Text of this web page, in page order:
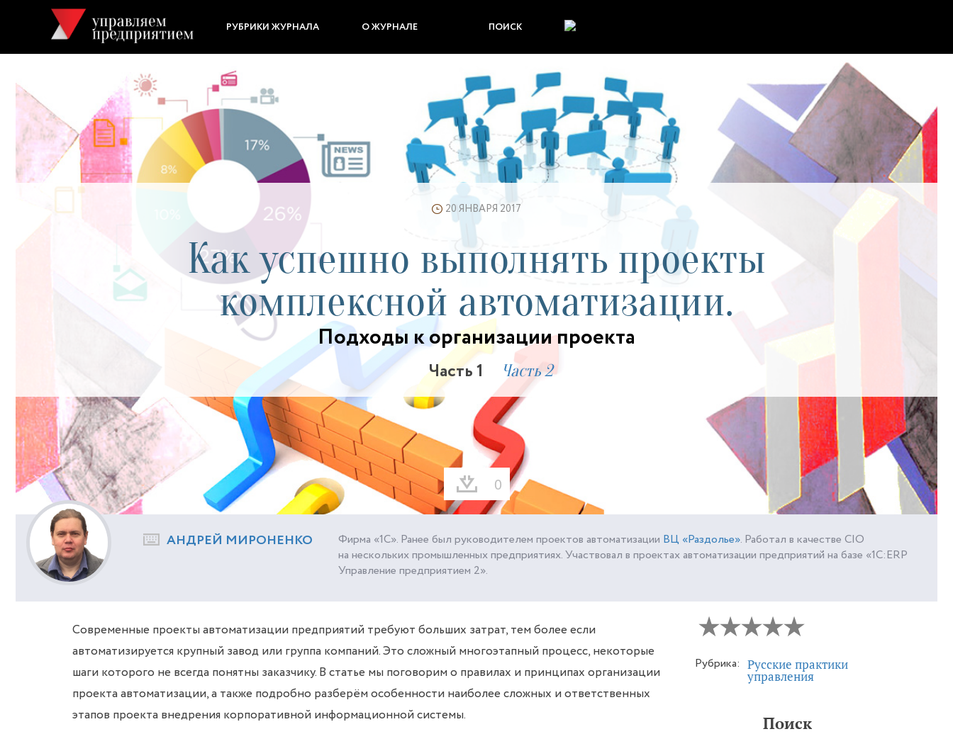
РУБРИКИ ЖУРНАЛА О ЖУРНАЛЕ ПОИСК
0
20 ЯНВАРЯ 2017
Как успешно выполнять проекты
комплексной автоматизации.
Подходы к организации проекта
Часть 1 Часть 2
АНДРЕЙ МИРОНЕНКО Фирма «1С». Ранее был руководителем проектов автоматизации ВЦ «Раздолье». Работал в качестве CIO
на нескольких промышленных предприятиях. Участвовал в проектах автоматизации предприятий на базе «1С:ERP
Управление предприятием 2».
Современные проекты автоматизации предприятий требуют больших затрат, тем более если
автоматизируется крупный завод или группа компаний. Это сложный многоэтапный процесс, некоторые
шаги которого не всегда понятны заказчику. В статье мы поговорим о правилах и принципах организации
проекта автоматизации, а также подробно разберём особенности наиболее сложных и ответственных
этапов проекта внедрения корпоративной информационной системы.
Рубрика: Русские практики
управления
Поиск